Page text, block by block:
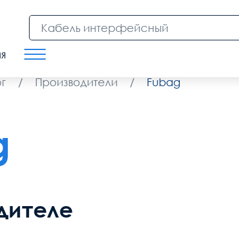
/ Производители / Fubag